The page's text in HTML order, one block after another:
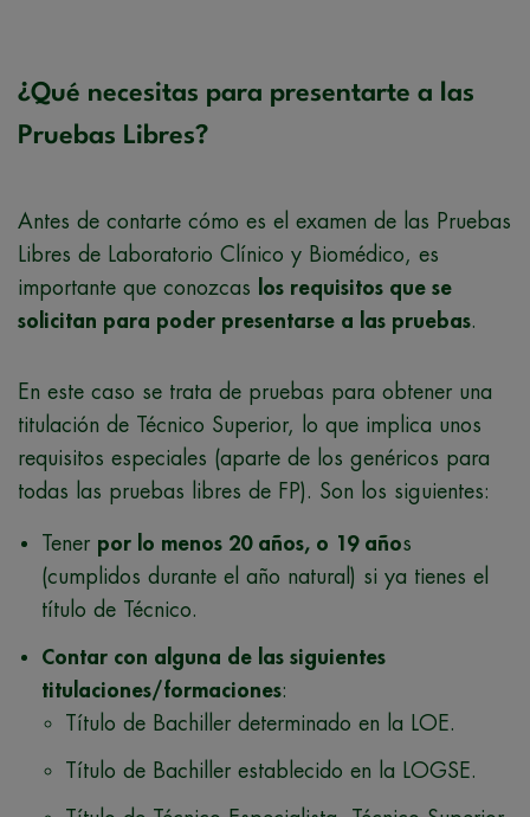
¿Qué necesitas para presentarte a las
Pruebas Libres?
Antes de contarte cómo es el examen de las Pruebas
Libres de Laboratorio Clínico y Biomédico, es
importante que conozcas
los requisitos que se
solicitan para poder presentarse a las pruebas
En este caso se trata de pruebas para obtener una
titulación de Técnico Superior, lo que implica unos
requisitos especiales (aparte de los genéricos para
todas las pruebas libres de FP). Son los siguientes:
Tener por lo menos 20 años, o 19 años
(cumplidos durante el año natural) si ya tienes el
título de Técnico.
Contar con alguna de las siguientes
titulaciones/formaciones:
Título de Bachiller determinado en la LOE.
Título de Bachiller establecido en la LOGSE.